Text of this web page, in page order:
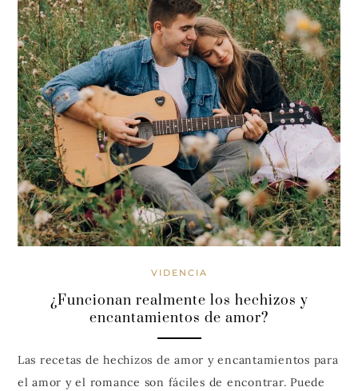
VIDENCIA
¿Funcionan realmente los hechizos y
encantamientos de amor?
Las recetas de hechizos de amor y encantamientos para
el amor y el romance son fáciles de encontrar. Puede